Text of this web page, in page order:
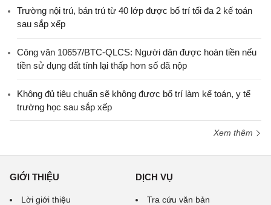
Trường nội trú, bán trú từ 40 lớp được bố trí tối đa 2 kế toán
sau sắp xếp
Công văn 10657/BTC-QLCS: Người dân được hoàn tiền nếu
tiền sử dụng đất tính lại thấp hơn số đã nộp
Không đủ tiêu chuẩn sẽ không được bố trí làm kế toán, y tế
trường học sau sắp xếp
Xem thêm
GIỚI THIỆU
Lời giới thiệu
DỊCH VỤ
Tra cứu văn bản